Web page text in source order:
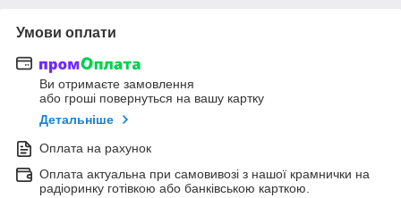
Умови оплати
Ви отримаєте замовлення
або гроші повернуться на вашу картку
Детальніше
Оплата на рахунок
Оплата актуальна при самовивозі з нашої крамнички на
радіоринку готівкою або банківською карткою.